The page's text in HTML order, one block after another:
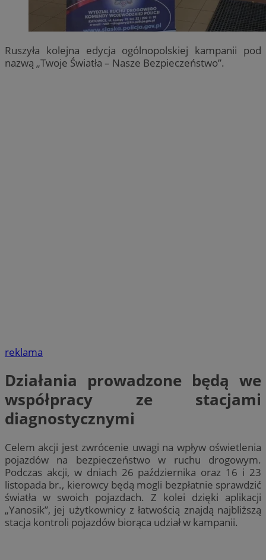
Ruszyła kolejna edycja ogólnopolskiej kampanii pod
nazwą „Twoje Światła – Nasze Bezpieczeństwo”.
reklama
Działania prowadzone będą we
współpracy ze stacjami
diagnostycznymi
Celem akcji jest zwrócenie uwagi na wpływ oświetlenia
pojazdów na bezpieczeństwo w ruchu drogowym.
Podczas akcji, w dniach 26 października oraz 16 i 23
listopada br., kierowcy będą mogli bezpłatnie sprawdzić
światła w swoich pojazdach. Z kolei dzięki aplikacji
„Yanosik”, jej użytkownicy z łatwością znajdą najbliższą
stacja kontroli pojazdów biorąca udział w kampanii.